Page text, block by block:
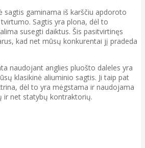
sagtis gaminama iš karščiu apdoroto
Sagtis yra plona, dėl to
susegti daiktus. Šis pasitvirtinęs
kad net mūsų konkurentai jį pradeda
naudojant anglies pluošto daleles yra
klasikinė aliuminio sagtis. Ji taip pat
dėl to yra mėgstama ir naudojama
net statybų kontraktorių.